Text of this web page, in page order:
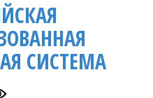
СИСТЕМА